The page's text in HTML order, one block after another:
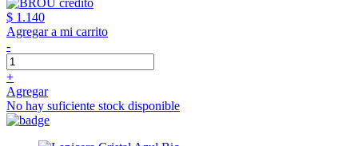
$ 1.140
Agregar a mi carrito
-
+
Agregar
No hay suficiente stock disponible